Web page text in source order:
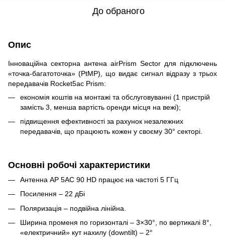
До обраного
Опис
Інноваційна секторна антена airPrism Sector для підключень
«точка-багатоточка» (PtMP), що видає сигнал відразу з трьох
передавачів Rocket5ac Prism:
економія коштів на монтажі та обслуговуванні (1 пристрій
замість 3, менша вартість оренди місця на вежі);
підвищення ефективності за рахунок незалежних
передавачів, що працюють кожен у своєму 30° секторі.
Основні робочі характеристики
Антенна AP 5AC 90 HD працює на частоті 5 ГГц
Посилення – 22 дБі
Поляризація – подвійна лінійна.
Ширина променя по горизонталі – 3×30°, по вертикалі 8°,
«електричний» кут нахилу (downtilt) – 2°